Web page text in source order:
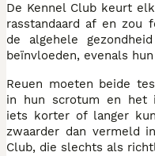
De Kennel Club keurt
rasstandaard af en zou
de algehele
beïnvloeden, evenals
Reuen moeten beide
in hun scrotum en het
iets korter of langer
zwaarder dan vermeld
Club, die slechts als